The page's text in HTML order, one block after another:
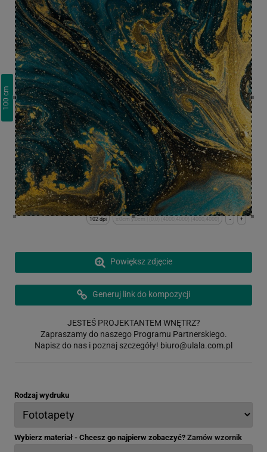
100
cm
+
-
x:0cm y:0cm | (0,0) (4000,4000) (4000,4000)
102 dpi
Powiększ zdjęcie
Generuj link do kompozycji
JESTEŚ PROJEKTANTEM WNĘTRZ?
Zapraszamy do naszego Programu Partnerskiego.
Napisz do nas i poznaj szczegóły! biuro@ulala.com.pl
Rodzaj wydruku
Wybierz materiał - Chcesz go najpierw zobaczyć? Zamów wzornik